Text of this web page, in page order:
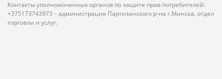
Контакты уполномоченных органов по защите прав потребителей:
+375173743973 – администрация Партизанского р-на г.Минска, отдел
торговли и услуг.